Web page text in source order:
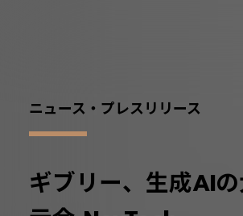
ニュース・プレスリリース
ギブリー、生成AI